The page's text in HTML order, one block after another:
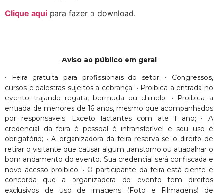
Clique aqui para fazer o download.
Aviso ao público em geral
• Feira gratuita para profissionais do setor; • Congressos,
cursos e palestras sujeitos a cobrança; • Proibida a entrada no
evento trajando regata, bermuda ou chinelo; • Proibida a
entrada de menores de 16 anos, mesmo que acompanhados
por responsáveis. Exceto lactantes com até 1 ano; • A
credencial da feira é pessoal é intransferível e seu uso é
obrigatório; • A organizadora da feira reserva-se o direito de
retirar o visitante que causar algum transtorno ou atrapalhar o
bom andamento do evento. Sua credencial será confiscada e
novo acesso proibido; • O participante da feira está ciente e
concorda que a organizadora do evento tem direitos
exclusivos de uso de imagens (Foto e Filmagens) de